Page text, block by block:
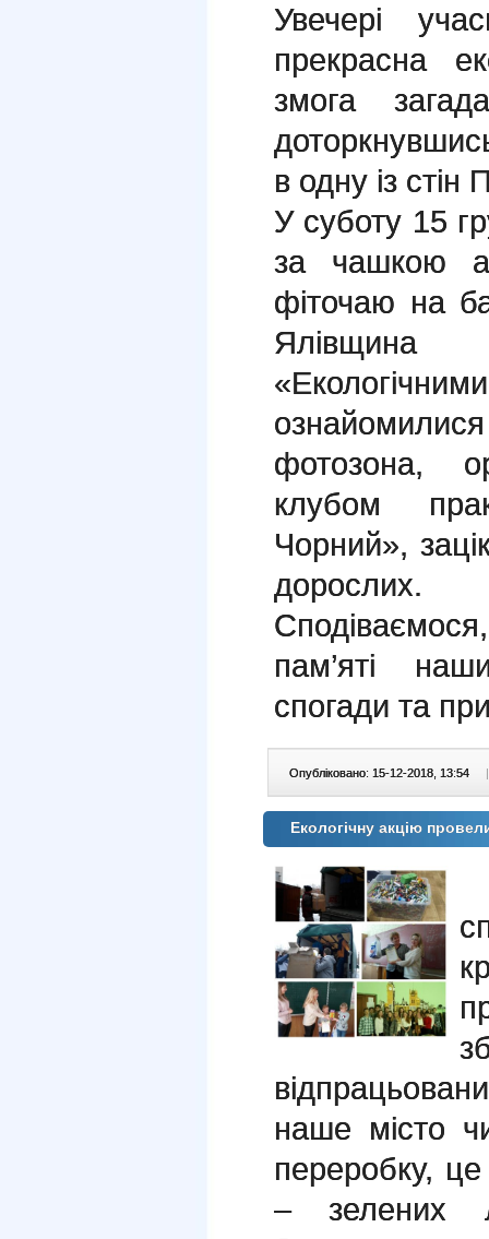
Увечері
прекрасна
змога
в одну із стін
У суботу 15
за чашкою
фіточаю на
Ялівщина
фотозона,
клубом
Чорний»,
дорослих.
пам’яті
спогади та
Опубліковано: 15-12-2018, 13:54 |
Екологічну акцію
наше місто
переробку,
– зелених